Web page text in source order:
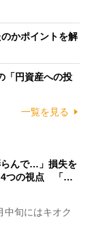
かポイントを解
「円資産への投
一覧を見る
らんで…」損失を
4つの視点 「…
旬にはキオク